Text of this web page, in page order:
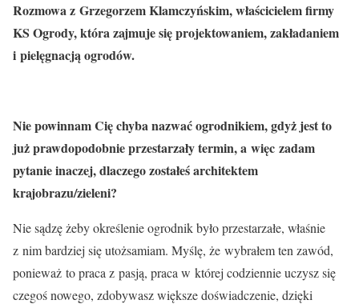
Rozmowa z Grzegorzem Klamczyńskim, właścicielem firmy
KS Ogrody, która zajmuje się projektowaniem, zakładaniem
i pielęgnacją ogrodów.
Nie powinnam Cię chyba nazwać ogrodnikiem, gdyż jest to
już prawdopodobnie przestarzały termin, a więc zadam
pytanie inaczej, dlaczego zostałeś architektem
krajobrazu/zieleni?
Nie sądzę żeby określenie ogrodnik było przestarzałe, właśnie
z nim bardziej się utożsamiam. Myślę, że wybrałem ten zawód,
ponieważ to praca z pasją, praca w której codziennie uczysz się
czegoś nowego, zdobywasz większe doświadczenie, dzięki